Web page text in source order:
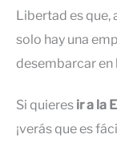
Libertad es que,
solo hay una
desembarcar en
Si quieres ir a la
¡verás que es